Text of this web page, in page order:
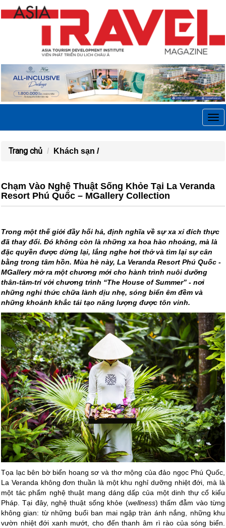
Trang chủ Khách sạn /
Chạm Vào Nghệ Thuật Sống Khỏe Tại La Veranda
Resort Phú Quốc – MGallery Collection
Trong một thế giới đầy hối hả, định nghĩa về sự xa xỉ đích thực
đã thay đổi. Đó không còn là những xa hoa hào nhoáng, mà là
đặc quyền được dừng lại, lắng nghe hơi thở và tìm lại sự cân
bằng trong tâm hồn. Mùa hè này, La Veranda Resort Phú Quốc -
MGallery mở ra một chương mới cho hành trình nuôi dưỡng
thân-tâm-trí với chương trình “The House of Summer” - nơi
những nghi thức chữa lành dịu nhẹ, sóng biển êm đềm và
những khoảnh khắc tái tạo năng lượng được tôn vinh.
Tọa lạc bên bờ biển hoang sơ và thơ mộng của đảo ngọc Phú Quốc,
La Veranda không đơn thuần là một khu nghỉ dưỡng nhiệt đới, mà là
một tác phẩm nghệ thuật mang dáng dấp của một dinh thự cổ kiểu
Pháp. Tại đây, nghệ thuật sống khỏe (wellness) thấm đẫm vào từng
không gian: từ những buổi ban mai ngập tràn ánh nắng, những khu
vườn nhiệt đới xanh mướt, cho đến thanh âm rì rào của sóng biển.